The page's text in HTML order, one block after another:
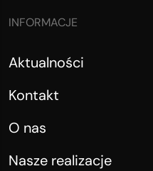
INFORMACJE
Aktualności
Kontakt
O nas
Nasze realizacje